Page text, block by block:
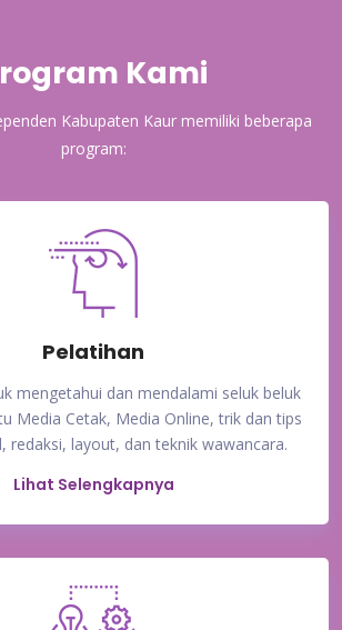
Kami
Kabupaten Kaur memiliki beberapa
program:
Pelatihan
mengetahui dan mendalami seluk beluk
Media Cetak, Media Online, trik dan tips
redaksi, layout, dan teknik wawancara.
Lihat Selengkapnya